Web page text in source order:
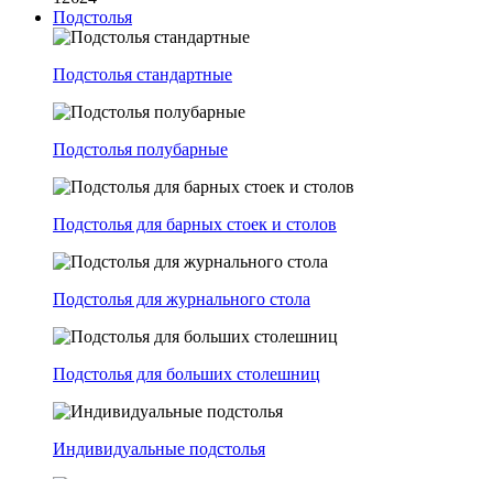
Подстолья
Подстолья стандартные
Подстолья полубарные
Подстолья для барных стоек и столов
Подстолья для журнального стола
Подстолья для больших столешниц
Индивидуальные подстолья